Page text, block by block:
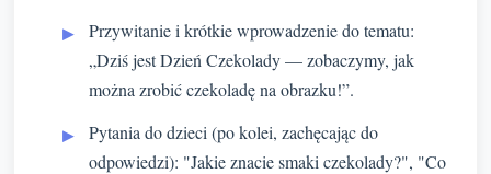
Przywitanie i krótkie wprowadzenie do tematu:
„Dziś jest Dzień Czekolady — zobaczymy, jak
można zrobić czekoladę na obrazku!”.
Pytania do dzieci (po kolei, zachęcając do
odpowiedzi): "Jakie znacie smaki czekolady?", "Co